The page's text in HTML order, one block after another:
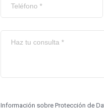
Información sobre Protección de